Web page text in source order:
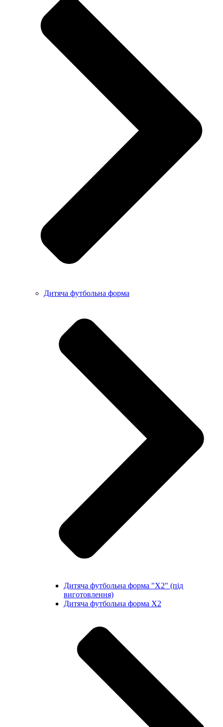
Дитяча футбольна форма
Дитяча футбольна форма "X2" (під
виготовлення)
Дитяча футбольна форма X2